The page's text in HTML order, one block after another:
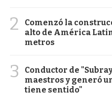
2
Comenzó la
alto de América
metros
3
Conductor de
maestros y generó
tiene sentido"